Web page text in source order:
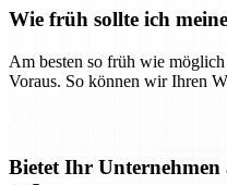
Wie früh sollte ich
Am besten so früh wie
Voraus. So können wir Ihren
Bietet Ihr